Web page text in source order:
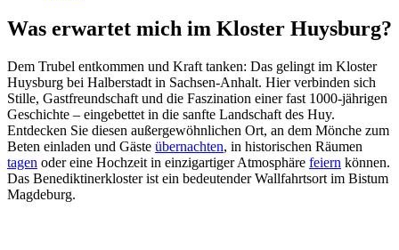
Was erwartet mich im Kloster Huysburg?
Dem Trubel entkommen und Kraft tanken: Das gelingt im Kloster
Huysburg bei Halber­stadt in Sachsen-Anhalt. Hier verbinden sich
Stille, Gast­freundschaft und die Faszination einer fast 1000-jährigen
Geschichte – eingebettet in die sanfte Landschaft des Huy.
Entdecken Sie diesen außer­gewöhnlichen Ort, an dem Mönche zum
Beten einladen und Gäste übernachten, in historischen Räumen
tagen oder eine Hochzeit in einzig­artiger Atmosphäre feiern können.
Das Benediktinerkloster ist ein bedeutender Wallfahrtsort im Bistum
Magdeburg.